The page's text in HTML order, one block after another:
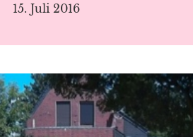
15. Juli 2016